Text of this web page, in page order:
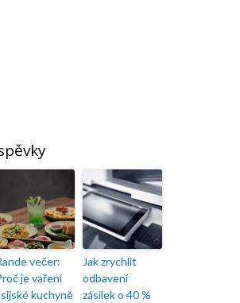
večer:
je vaření
kuchyně
Jak zrychlit
odbavení
zásilek o 40 %